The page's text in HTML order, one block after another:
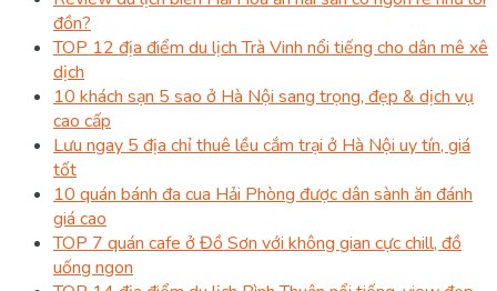
đồn?
TOP 12 địa điểm du lịch Trà Vinh nổi tiếng cho dân mê xê
dịch
10 khách sạn 5 sao ở Hà Nội sang trọng, đẹp & dịch vụ
cao cấp
Lưu ngay 5 địa chỉ thuê lều cắm trại ở Hà Nội uy tín, giá
tốt
10 quán bánh đa cua Hải Phòng được dân sành ăn đánh
giá cao
TOP 7 quán cafe ở Đồ Sơn với không gian cực chill, đồ
uống ngon